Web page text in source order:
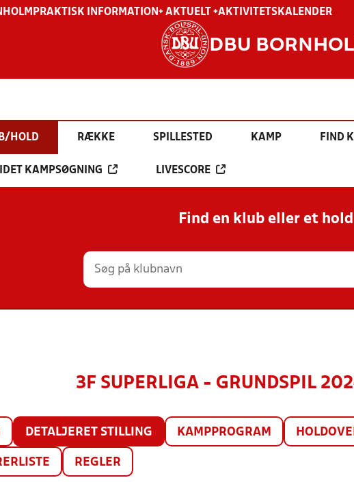
PRAKTISK INFORMATION + AKTUELT +AKTIVITETSKALENDER
DBU
HOLD RÆKKE SPILLESTED KAMP FIND
KAMPSØGNING LIVESCORE
Find en klub eller et hold
3F SUPERLIGA - GRUNDSPIL
DETALJERET STILLING KAMPPROGRAM
REGLER